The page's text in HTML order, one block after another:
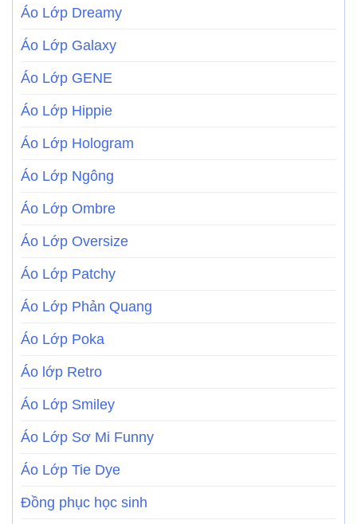
Áo Lớp Dreamy
Áo Lớp Galaxy
Áo Lớp GENE
Áo Lớp Hippie
Áo Lớp Hologram
Áo Lớp Ngông
Áo Lớp Ombre
Áo Lớp Oversize
Áo Lớp Patchy
Áo Lớp Phản Quang
Áo Lớp Poka
Áo lớp Retro
Áo Lớp Smiley
Áo Lớp Sơ Mi Funny
Áo Lớp Tie Dye
Đồng phục học sinh